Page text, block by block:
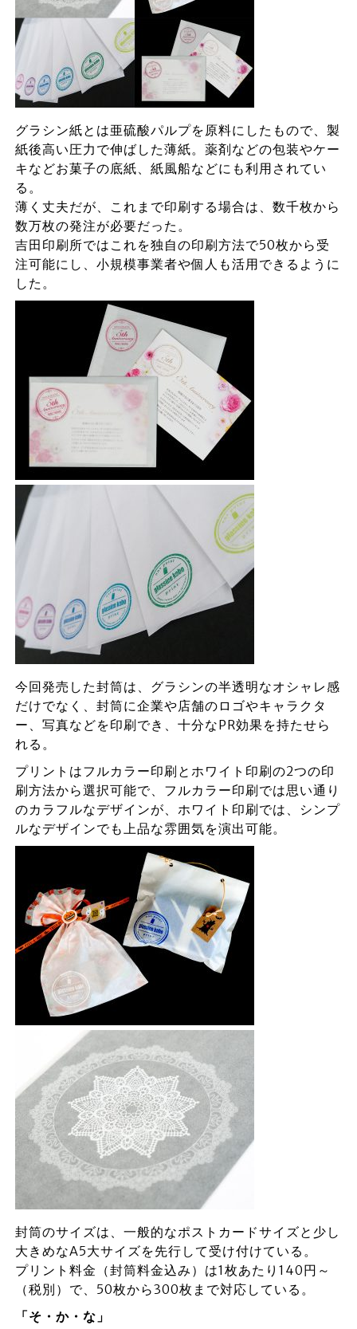
グラシン紙とは亜硫酸パルプを原料にしたもので、製
紙後高い圧力で伸ばした薄紙。薬剤などの包装やケー
キなどお菓子の底紙、紙風船などにも利用されてい
る。
薄く丈夫だが、これまで印刷する場合は、数千枚から
数万枚の発注が必要だった。
吉田印刷所ではこれを独自の印刷方法で50枚から受
注可能にし、小規模事業者や個人も活用できるように
した。
今回発売した封筒は、グラシンの半透明なオシャレ感
だけでなく、封筒に企業や店舗のロゴやキャラクタ
ー、写真などを印刷でき、十分なPR効果を持たせら
れる。
プリントはフルカラー印刷とホワイト印刷の2つの印
刷方法から選択可能で、フルカラー印刷では思い通り
のカラフルなデザインが、ホワイト印刷では、シンプ
ルなデザインでも上品な雰囲気を演出可能。
封筒のサイズは、一般的なポストカードサイズと少し
大きめなA5大サイズを先行して受け付けている。
プリント料金（封筒料金込み）は1枚あたり140円～
（税別）で、50枚から300枚まで対応している。
「そ・か・な」